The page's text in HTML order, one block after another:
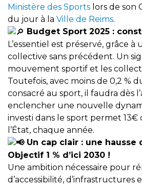
Ministère des Sports lors de son
du jour à la Ville de Reims.
Budget Sport 2025 :
L’essentiel est préservé, grâce à
collective sans précédent. Un
mouvement sportif et les
Toutefois, avec moins de 0,2 %
consacré au sport, il faudra dès
enclencher une nouvelle
investi dans le sport permet 13€
l’État, chaque année.
Un cap clair : une hausse
Objectif 1 % d’ici 2030 !
Une ambition nécessaire pour
d’accessibilité, d’infrastructures